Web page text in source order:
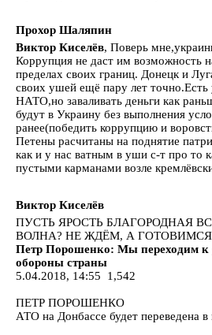
Прохор Шаляпин
Виктор Киселёв, Поверь
Коррупция не даст им возможность
пределах своих границ. Донецк и
своих ушей ещё пару лет
НАТО,но заваливать деньги как
будут в Украину без выполнения
ранее(победить коррупцию и
Петены расчитаны на поднятие
как и у нас ватным в уши с-т про то
пустыми карманами возле
Виктор Киселёв
ПУСТЬ ЯРОСТЬ БЛАГОРОДНАЯ
ВОЛНА? НЕ ЖДЁМ, А
Петр Порошенко: Мы переходим к
обороны страны
5.04.2018, 14:55 1,542
ПЕТР ПОРОШЕНКО
АТО на Донбассе будет переведена